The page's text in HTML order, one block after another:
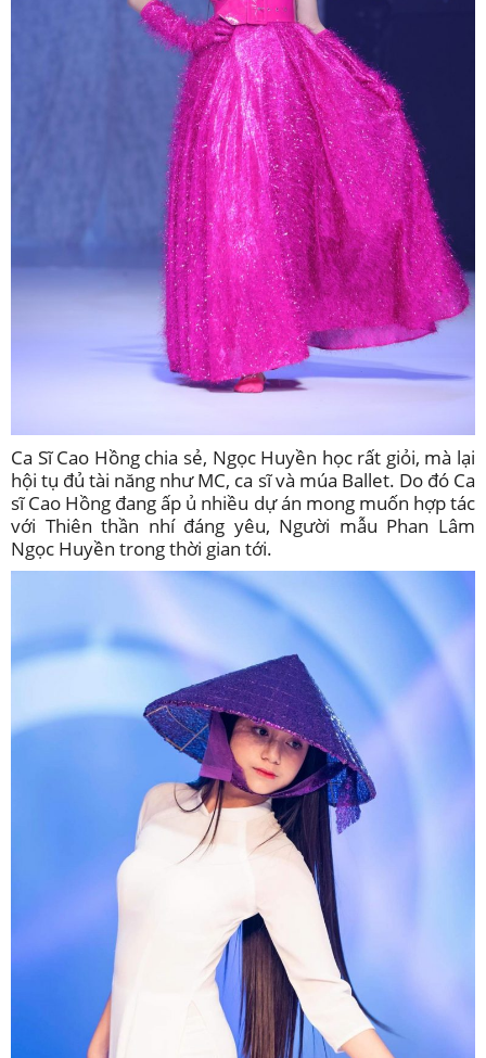
Ca Sĩ Cao Hồng chia sẻ, Ngọc Huyền học rất giỏi, mà lại
hội tụ đủ tài năng như MC, ca sĩ và múa Ballet. Do đó Ca
sĩ Cao Hồng đang ấp ủ nhiều dự án mong muốn hợp tác
với Thiên thần nhí đáng yêu, Người mẫu Phan Lâm
Ngọc Huyền trong thời gian tới.